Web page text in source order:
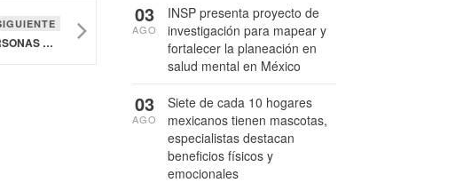
EN MÉXICO, UNA DE CADA 10 PERSONAS ADULTAS PODRÍA PADECER APNEA OBSTRUCTIVA DEL SUEÑO
INSP presenta proyecto de
investigación para mapear y
fortalecer la planeación en
salud mental en México
03
AGO
Siete de cada 10 hogares
mexicanos tienen mascotas,
especialistas destacan
beneficios físicos y
emocionales
03
AGO